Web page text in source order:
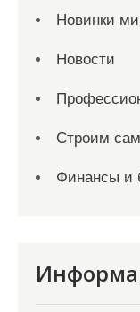
Новинки
Новости
Строим
Финансы и